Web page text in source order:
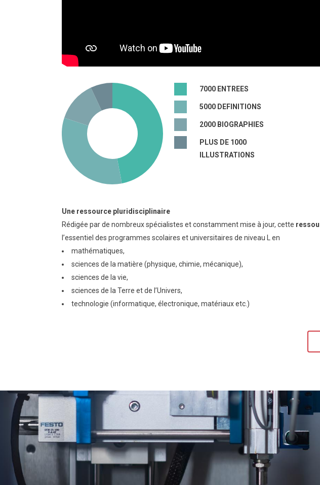
7000 ENTREES
5000 DEFINITIONS
2000 BIOGRAPHIES
PLUS DE 1000
ILLUSTRATIONS
Une ressource pluridisciplinaire
Rédigée par de nombreux spécialistes et constamment mise à jour, cette
l’essentiel des programmes scolaires et universitaires de niveau L en
mathématiques,
sciences de la matière (physique, chimie, mécanique),
sciences de la vie,
sciences de la Terre et de l’Univers,
technologie (informatique, électronique, matériaux etc.)